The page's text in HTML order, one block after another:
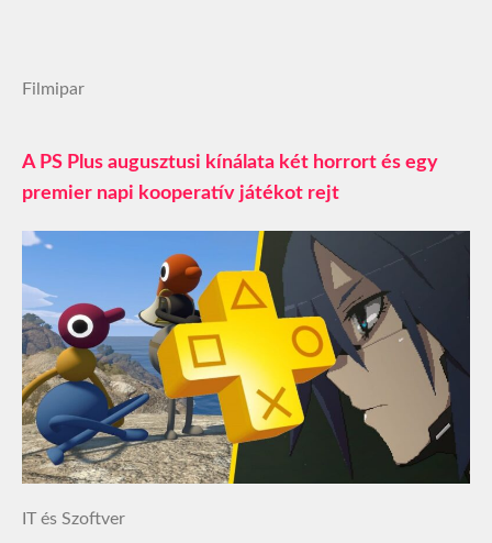
Filmipar
A PS Plus augusztusi kínálata két horrort és egy
premier napi kooperatív játékot rejt
IT és Szoftver